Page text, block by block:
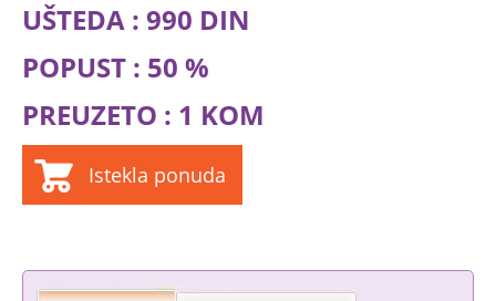
UŠTEDA : 990 DIN
POPUST : 50 %
PREUZETO : 1 KOM
Istekla ponuda